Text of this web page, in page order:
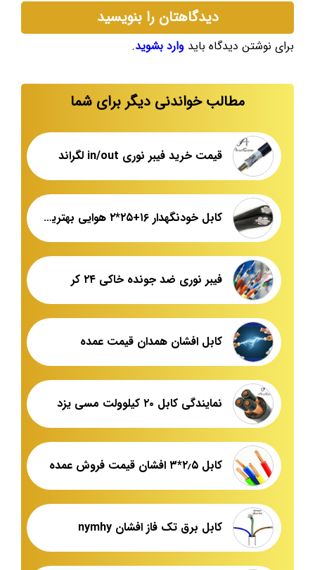
دیدگاهتان را بنویسید
برای نوشتن دیدگاه باید وارد بشوید.
مطالب خواندنی دیگر برای شما
قیمت خرید فیبر نوری in/out لگراند
کابل خودنگهدار ۱۶+۲۵*۲ هوایی بهترین برند بازار
فیبر نوری ضد جونده خاکی ۲۴ کر
کابل افشان همدان قیمت عمده
نمایندگی کابل ۲۰ کیلوولت مسی یزد
کابل ۲٫۵*۳ افشان قیمت فروش عمده
کابل برق تک فاز افشان nymhy